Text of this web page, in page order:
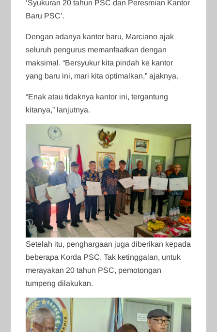
‘Syukuran 20 tahun PSC dan Peresmian Kantor
Baru PSC’.
Dengan adanya kantor baru, Marciano ajak
seluruh pengurus memanfaatkan dengan
maksimal. “Bersyukur kita pindah ke kantor
yang baru ini, mari kita optimalkan,” ajaknya.
“Enak atau tidaknya kantor ini, tergantung
kitanya,” lanjutnya.
Setelah itu, penghargaan juga diberikan kepada
beberapa Korda PSC. Tak ketinggalan, untuk
merayakan 20 tahun PSC, pemotongan
tumpeng dilakukan.